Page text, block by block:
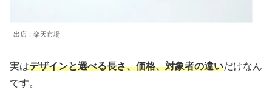
出店：楽天市場
実はデザインと選べる長さ、価格、対象者の違いだけなん
です。